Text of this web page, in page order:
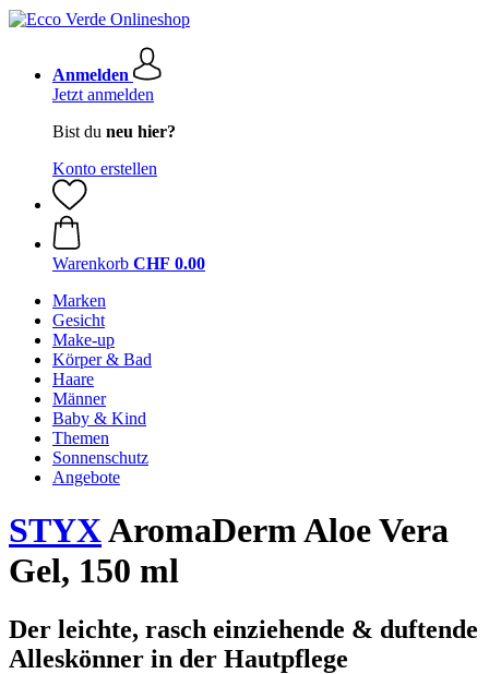
Anmelden
Jetzt anmelden
Bist du neu hier?
Konto erstellen
Warenkorb CHF 0.00
Marken
Gesicht
Make-up
Körper & Bad
Haare
Männer
Baby & Kind
Themen
Sonnenschutz
Angebote
STYXAromaDerm Aloe Vera
Gel, 150 ml
Der leichte, rasch einziehende & duftende
Alleskönner in der Hautpflege